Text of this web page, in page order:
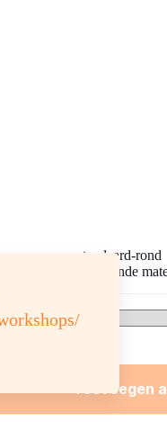
standaard-rond
verschillende
Toevoegen